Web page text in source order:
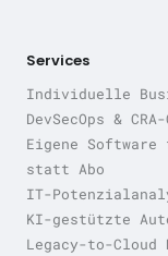
Services
Individuelle
DevSecOps &
Eigene
statt Abo
IT-
KI-gestützte
Legacy-to-Cloud